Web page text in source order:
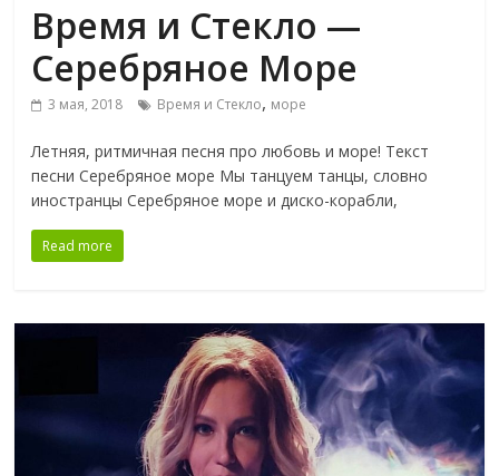
Время и Стекло —
Серебряное Море
3 мая, 2018 Время и Стекло, море
Летняя, ритмичная песня про любовь и море! Текст
песни Серебряное море Мы танцуем танцы, словно
иностранцы Серебряное море и диско-корабли,
Read more